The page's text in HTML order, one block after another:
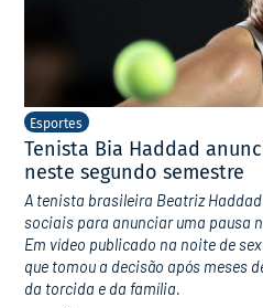
Esportes
Tenista Bia Haddad
neste segundo semestre
A tenista brasileira Beatriz
sociais para anunciar uma pausa
Em vídeo publicado na noite de
que tomou a decisão após meses
da torcida e da família.